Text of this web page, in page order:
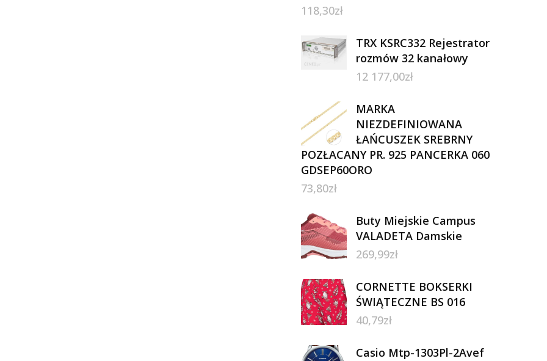
118,30zł
TRX KSRC332 Rejestrator
rozmów 32 kanałowy
12 177,00zł
MARKA
NIEZDEFINIOWANA
ŁAŃCUSZEK SREBRNY
POZŁACANY PR. 925 PANCERKA 060
GDSEP60ORO
73,80zł
Buty Miejskie Campus
VALADETA Damskie
269,99zł
CORNETTE BOKSERKI
ŚWIĄTECZNE BS 016
40,79zł
Casio Mtp-1303Pl-2Avef